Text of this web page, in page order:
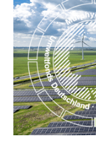
Juni
2025